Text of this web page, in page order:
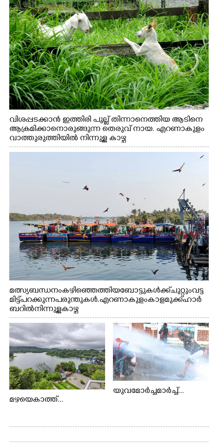
വിശപ്പടക്കാൻ ഇത്തിരി പുല്ല് തിന്നാനെത്തിയ ആടിനെ
ആക്രമിക്കാനൊരുങ്ങുന്ന തെരുവ് നായ. എറണാകുളം
വാത്തുരുത്തിയിൽ നിന്നുള്ള കാഴ്ച
മത്സ്യബന്ധനം കഴിഞ്ഞെത്തിയ ബോട്ടുകൾക്ക് ചുറ്റും വട്ട
മിട്ട് പറക്കുന്ന പരുന്തുകൾ. എറണാകുളം കാളമുക്ക് ഹാർ
ബറിൽ നിന്നുള്ള കാഴ്ച
മഴയെകാത്ത്...
യുവമോർച്ചമാർച്ച്...